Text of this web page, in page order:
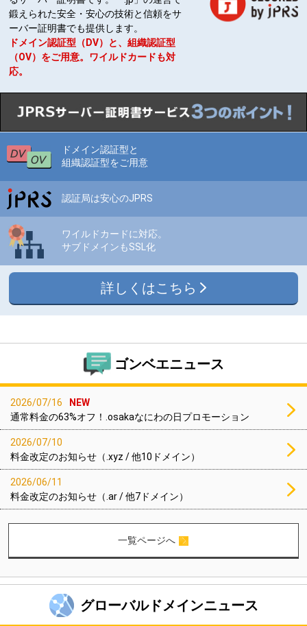
鍛えられた安全・安心の技術と信頼をサ
ーバー証明書でも提供します。
ドメイン認証型（DV）と、組織認証型
（OV）をご用意。ワイルドカードも対
応。
ドメイン認証型と
組織認証型をご用意
認証局は安心のJPRS
ワイルドカードに対応。
サブドメインもSSL化
詳しくはこちら
ゴンベエニュース
2026/07/16
NEW
通常料金の63%オフ！.osakaなにわの日プロモーション
2026/07/10
料金改定のお知らせ（.xyz / 他10ドメイン）
2026/06/11
料金改定のお知らせ（.ar / 他7ドメイン）
一覧ページへ
グローバルドメインニュース